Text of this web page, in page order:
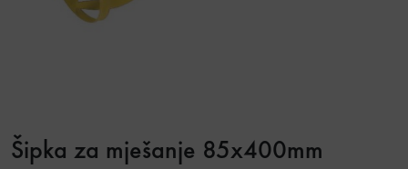
Šipka za mješanje 85x400mm